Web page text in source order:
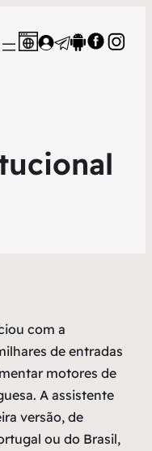
com a
de entradas
motores de
A assistente
versão, de
ou do Brasil,